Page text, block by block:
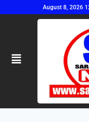
August 8, 2026